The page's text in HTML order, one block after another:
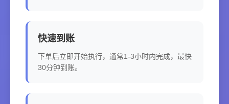
快速到账
下单后立即开始执行，通常1-3小时内完成，最快
30分钟到账。